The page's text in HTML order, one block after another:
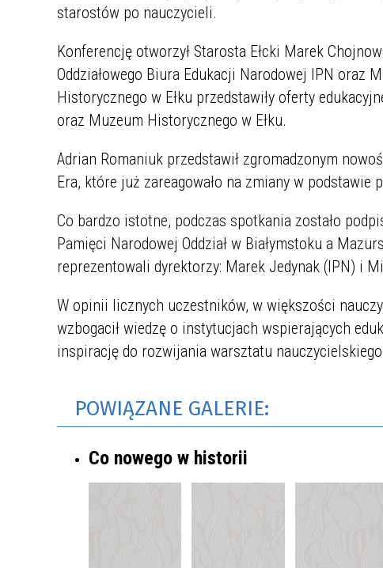
starostów po nauczycieli.
Konferencję otworzył Starosta Ełcki Marek
Oddziałowego Biura Edukacji Narodowej IPN oraz
Historycznego w Ełku przedstawiły oferty
oraz Muzeum Historycznego w Ełku.
Adrian Romaniuk przedstawił zgromadzonym
Era, które już zareagowało na zmiany w podstawie
Co bardzo istotne, podczas spotkania zostało
Pamięci Narodowej Oddział w Białymstoku a
reprezentowali dyrektorzy: Marek Jedynak (IPN) i
W opinii licznych uczestników, w większości
wzbogacił wiedzę o instytucjach wspierających
inspirację do rozwijania warsztatu
POWIĄZANE GALERIE:
Co nowego w historii